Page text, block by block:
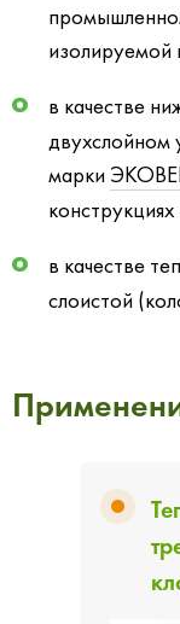
в качестве
двухслойном
марки
в качестве
слоистой